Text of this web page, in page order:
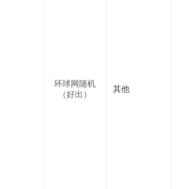
环球网随机
（好出）
其他